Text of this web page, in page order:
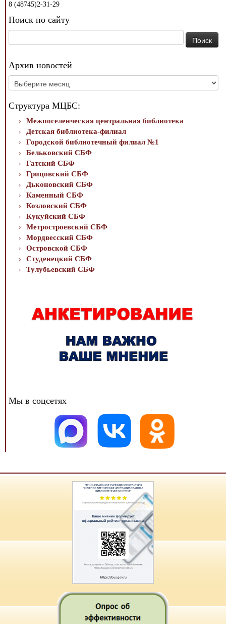
8 (48745)2-31-29
Поиск по сайту
Архив новостей
Архив
новостей
Структура МЦБС:
Межпоселенческая центральная библиотека
Детская библиотека-филиал
Городской библиотечный филиал №1
Бельковский СБФ
Гатский СБФ
Грицовский СБФ
Дьконовский СБФ
Каменный СБФ
Козловский СБФ
Кукуйский СБФ
Метростроевский СБФ
Мордвесский СБФ
Островской СБФ
Студенецкий СБФ
Тулубьевский СБФ
Мы в соцсетях